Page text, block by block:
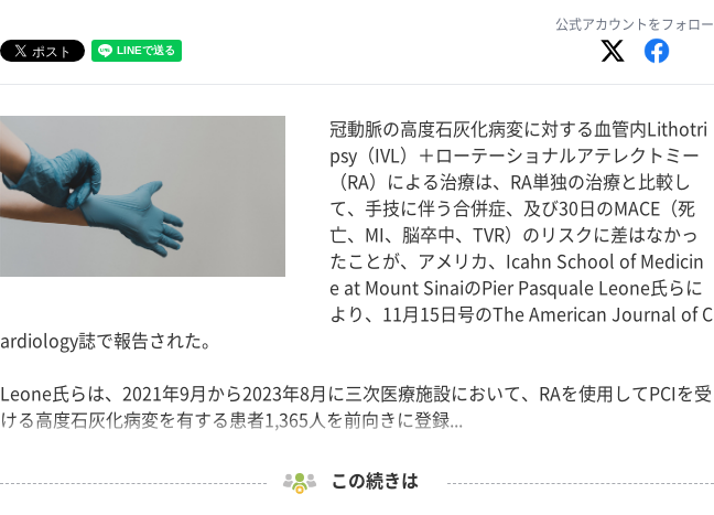
公式アカウントをフォロー
冠動脈の高度石灰化病変に対する血管内Lithotri
psy（IVL）＋ローテーショナルアテレクトミー
（RA）による治療は、RA単独の治療と比較し
て、手技に伴う合併症、及び30日のMACE（死
亡、MI、脳卒中、TVR）のリスクに差はなかっ
たことが、アメリカ、Icahn School of Medicin
e at Mount SinaiのPier Pasquale Leone氏らに
より、11月15日号のThe American Journal of C
ardiology誌で報告された。
Leone氏らは、2021年9月から2023年8月に三次医療施設において、RAを使用してPCIを受
ける高度石灰化病変を有する患者1,365人を前向きに登録...
この続きは